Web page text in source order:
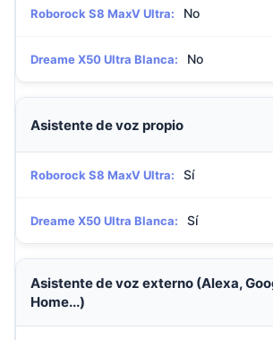
Roborock S8 MaxV Ultra: No
Dreame X50 Ultra Blanca: No
Asistente de voz propio
Roborock S8 MaxV Ultra: Sí
Dreame X50 Ultra Blanca: Sí
Asistente de voz externo (Alexa,
Home...)